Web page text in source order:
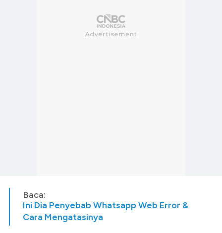
Baca:
Ini Dia Penyebab Whatsapp Web Error &
Cara Mengatasinya